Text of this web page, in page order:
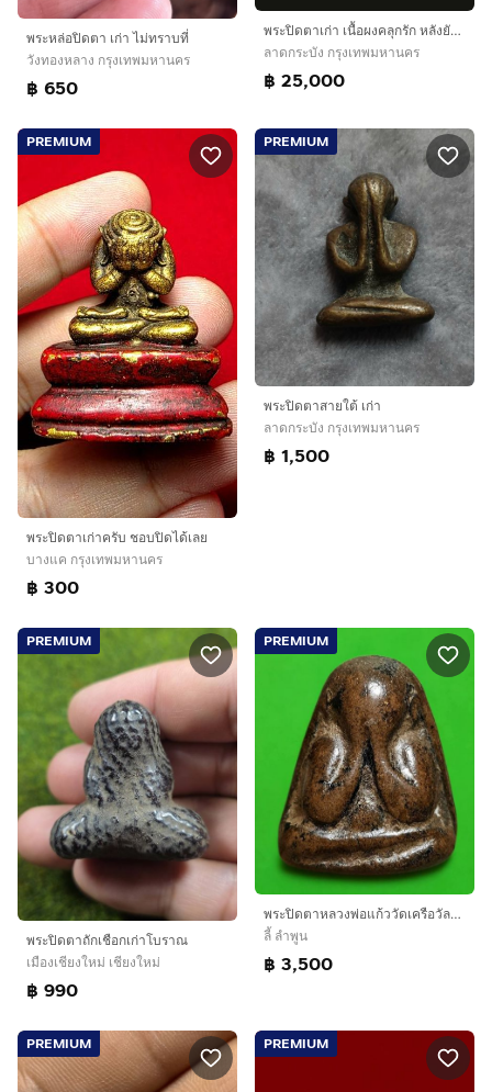
พระหล่อปิดตา เก่า ไม่ทราบที่
วังทองหลาง กรุงเทพมหานคร
฿ 650
พระปิดตาเก่า เนื้อผงคลุกรัก หลังยันต์อิติ หลวงปู่เฮี้ยง วัดป่า ชลบุรี
ลาดกระบัง กรุงเทพมหานคร
฿ 25,000
PREMIUM
พระปิดตาเก่าครับ ชอบปิดได้เลย
บางแค กรุงเทพมหานคร
฿ 300
PREMIUM
พระปิดตาสายใต้ เก่า
ลาดกระบัง กรุงเทพมหานคร
฿ 1,500
PREMIUM
พระปิดตาถักเชือกเก่าโบราณ
เมืองเชียงใหม่ เชียงใหม่
฿ 990
PREMIUM
พระปิดตาหลวงพ่อแก้ววัดเครือวัลย์พิมพ์ใหญ่หลังแบบลงรักปิดทองเก่า
ลี้ ลำพูน
฿ 3,500
PREMIUM PREMIUM